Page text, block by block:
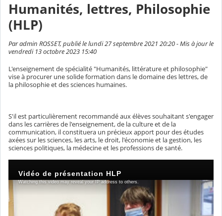
Humanités, lettres, Philosophie
(HLP)
Par admin ROSSET, publié le lundi 27 septembre 2021 20:20 - Mis à jour le
vendredi 13 octobre 2023 15:40
L'enseignement de spécialité "Humanités, littérature et philosophie"
vise à procurer une solide formation dans le domaine des lettres, de
la philosophie et des sciences humaines.
S'il est particulièrement recommandé aux élèves souhaitant s'engager
dans les carrières de l'enseignement, de la culture et de la
communication, il constituera un précieux apport pour des études
axées sur les sciences, les arts, le droit, l'économie et la gestion, les
sciences politiques, la médecine et les professions de santé.